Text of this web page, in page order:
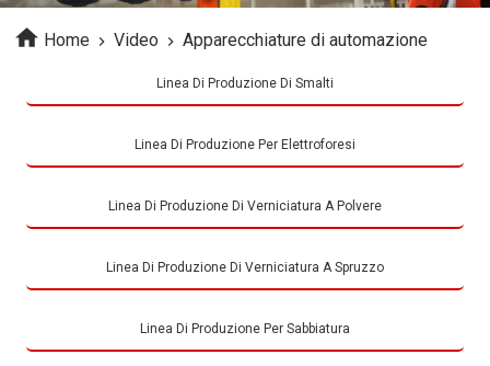
Home Video Apparecchiature di automazione
Linea Di Produzione Di Smalti
Linea Di Produzione Per Elettroforesi
Linea Di Produzione Di Verniciatura A Polvere
Linea Di Produzione Di Verniciatura A Spruzzo
Linea Di Produzione Per Sabbiatura